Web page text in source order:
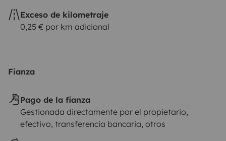
Exceso de kilometraje
0,25 € por km adicional
Fianza
Pago de la fianza
Gestionada directamente por el propietario,
efectivo, transferencia bancaria, otros